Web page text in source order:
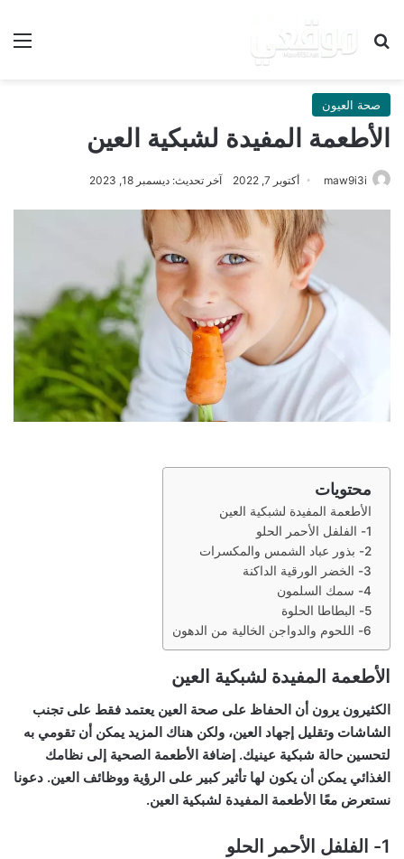
بحث عن
صحة العيون
الأطعمة المفيدة لشبكية العين
maw9i3i أكتوبر 7, 2022 آخر تحديث: ديسمبر 18, 2023
محتويات
الأطعمة المفيدة لشبكية العين
1- الفلفل الأحمر الحلو
2- بذور عباد الشمس والمكسرات
3- الخضر الورقية الداكنة
4- سمك السلمون
5- البطاطا الحلوة
6- اللحوم والدواجن الخالية من الدهون
الأطعمة المفيدة لشبكية العين
الكثيرون يرون أن الحفاظ على صحة العين يعتمد فقط على تجنب
الشاشات وتقليل إجهاد العين، ولكن هناك المزيد يمكن أن تقومي به
لتحسين حالة شبكية عينيك. إضافة الأطعمة الصحية إلى نظامك
الغذائي يمكن أن يكون لها تأثير كبير على الرؤية ووظائف العين. دعونا
نستعرض معًا الأطعمة المفيدة لشبكية العين.
1- الفلفل الأحمر الحلو